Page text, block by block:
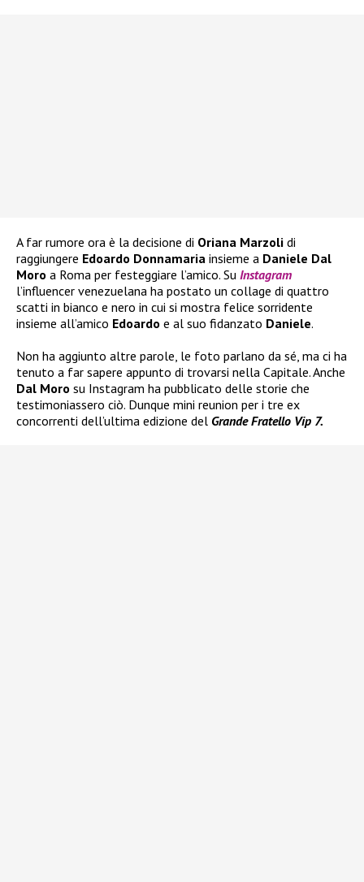
A far rumore ora è la decisione di Oriana Marzoli di
raggiungere Edoardo Donnamaria insieme a Daniele Dal
Moro a Roma per festeggiare l’amico. Su Instagram
l’influencer venezuelana ha postato un collage di quattro
scatti in bianco e nero in cui si mostra felice sorridente
insieme all’amico Edoardo e al suo fidanzato Daniele.
Non ha aggiunto altre parole, le foto parlano da sé, ma ci ha
tenuto a far sapere appunto di trovarsi nella Capitale. Anche
Dal Moro su Instagram ha pubblicato delle storie che
testimoniassero ciò. Dunque mini reunion per i tre ex
concorrenti dell’ultima edizione del Grande Fratello Vip 7.